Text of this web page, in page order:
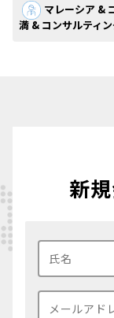
マレーシア &
満 & コンサルティ
新